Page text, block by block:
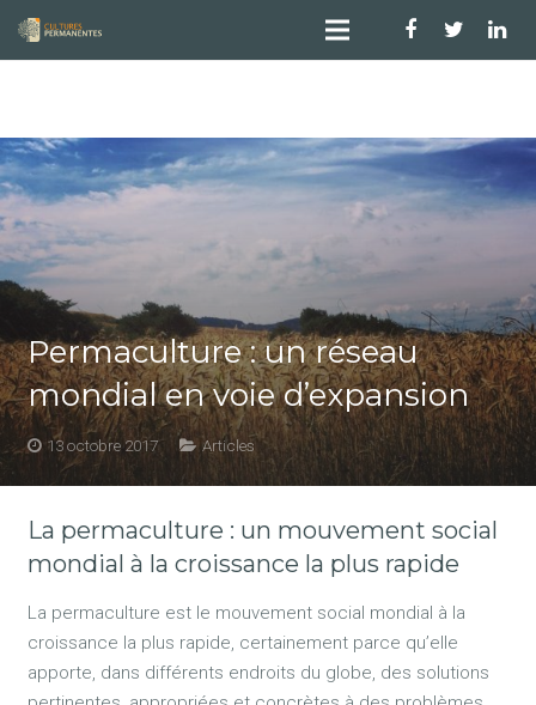
Permaculture : un réseau
mondial en voie d’expansion
13 octobre 2017 Articles
La permaculture : un mouvement social
mondial à la croissance la plus rapide
La permaculture est le mouvement social mondial à la
croissance la plus rapide, certainement parce qu’elle
apporte, dans différents endroits du globe, des solutions